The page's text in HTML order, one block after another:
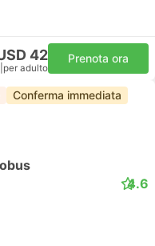
42
per adulto
Prenota ora
Conferma immediata
4.6